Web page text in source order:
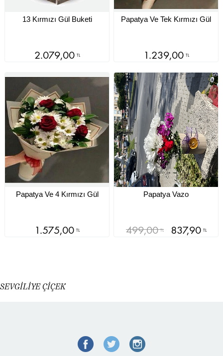
13 Kırmızı Gül Buketi
2.079,00 TL
Papatya Ve Tek Kırmızı Gül
1.239,00 TL
Papatya Ve 4 Kırmızı Gül
1.575,00 TL
Papatya Vazo
499,00 TL 837,90 TL
SEVGİLİYE ÇİÇEK